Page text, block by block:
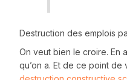
Destruction des emplois
On veut bien le croire. En
qu’on a. Et de ce point de